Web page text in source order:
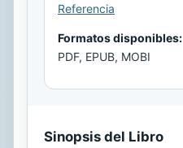
Referencia
Formatos disponibles:
PDF, EPUB, MOBI
Sinopsis del Libro